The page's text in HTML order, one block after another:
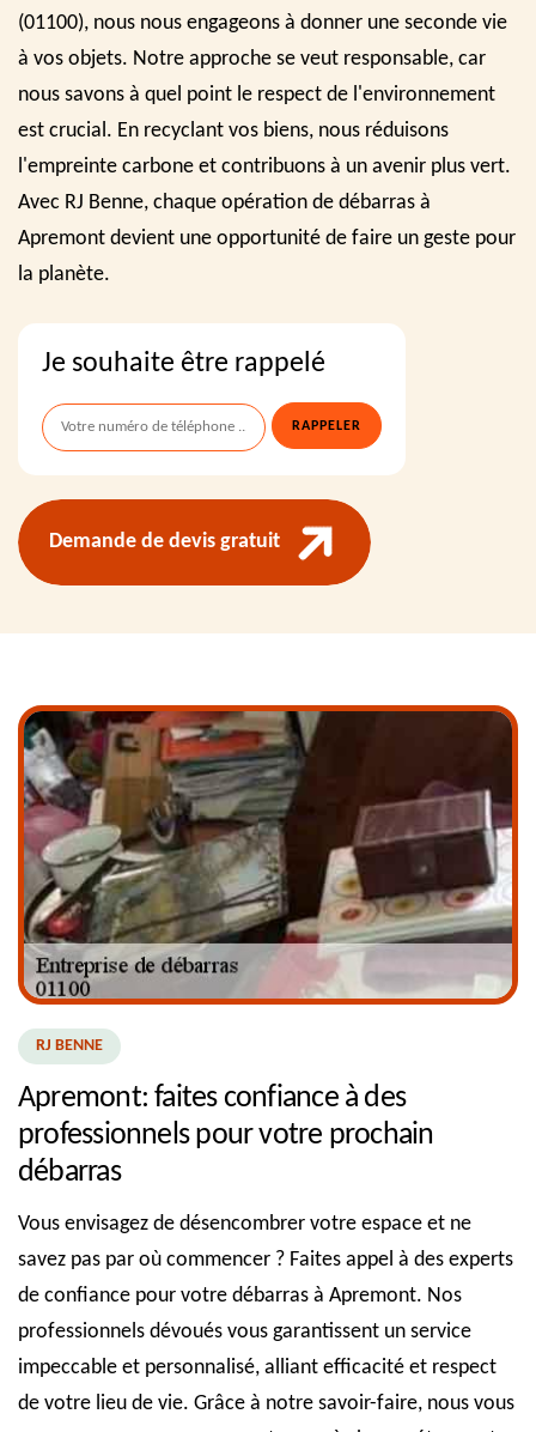
(01100), nous nous engageons à donner une seconde vie
à vos objets. Notre approche se veut responsable, car
nous savons à quel point le respect de l'environnement
est crucial. En recyclant vos biens, nous réduisons
l'empreinte carbone et contribuons à un avenir plus vert.
Avec RJ Benne, chaque opération de débarras à
Apremont devient une opportunité de faire un geste pour
la planète.
Je souhaite être rappelé
Demande de devis gratuit
RJ BENNE
Apremont: faites confiance à des
professionnels pour votre prochain
débarras
Vous envisagez de désencombrer votre espace et ne
savez pas par où commencer ? Faites appel à des experts
de confiance pour votre débarras à Apremont. Nos
professionnels dévoués vous garantissent un service
impeccable et personnalisé, alliant efficacité et respect
de votre lieu de vie. Grâce à notre savoir-faire, nous vous